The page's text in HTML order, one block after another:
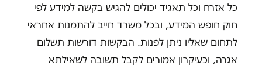
כל אזרח וכל תאגיד יכולים להגיש בקשה למידע לפי
חוק חופש המידע, ובכל משרד חייב להתמנות אחראי
לתחום שאליו ניתן לפנות. הבקשות דורשות תשלום
אגרה, וכעיקרון אמורים לקבל תשובה לשאילתא